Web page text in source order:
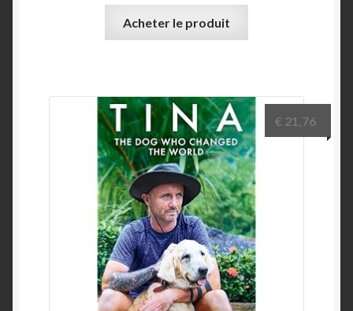
Acheter le produit
€ 21,76